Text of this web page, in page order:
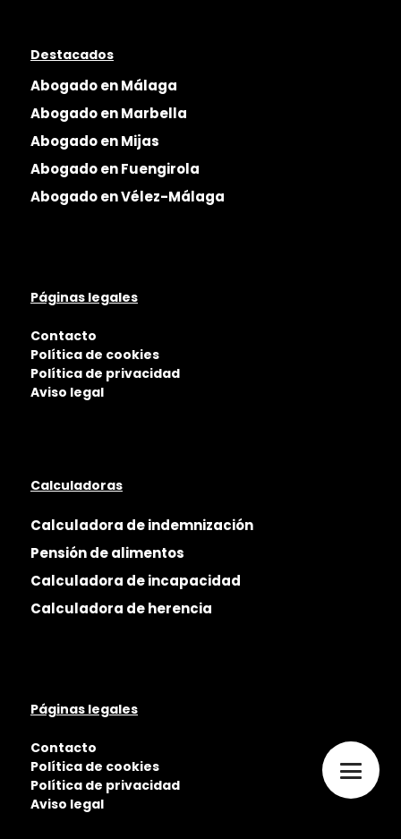
Destacados
Abogado en Málaga
Abogado en Marbella
Abogado en Mijas
Abogado en Fuengirola
Abogado en Vélez-Málaga
Páginas legales
Contacto
Política de cookies
Política de privacidad
Aviso legal
Calculadoras
Calculadora de indemnización
Pensión de alimentos
Calculadora de incapacidad
Calculadora de herencia
Páginas legales
Contacto
Política de cookies
Política de privacidad
Aviso legal